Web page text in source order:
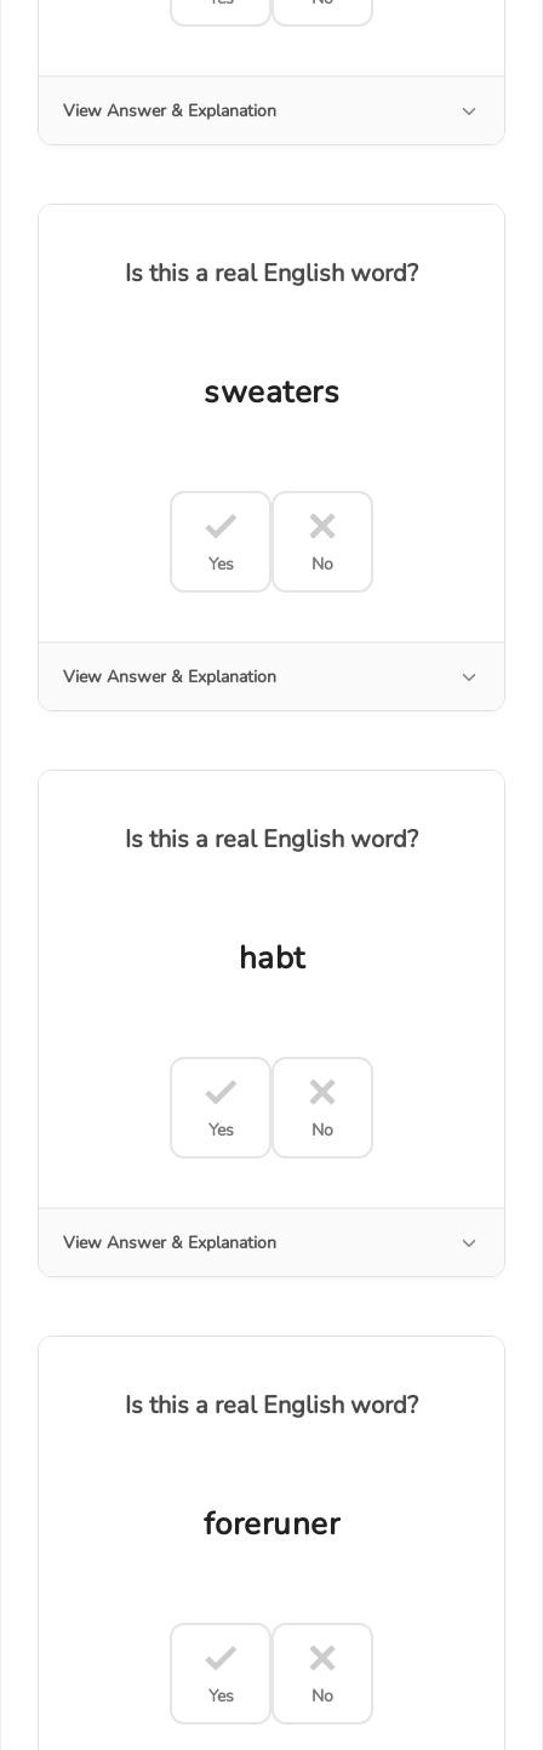
View Answer & Explanation
Is this a real English word?
sweaters
Yes No
View Answer & Explanation
Is this a real English word?
habt
Yes No
View Answer & Explanation
Is this a real English word?
foreruner
Yes No